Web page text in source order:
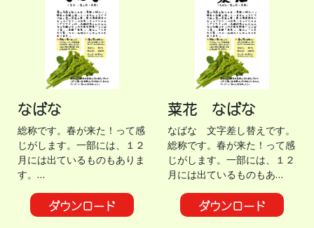
なばな
総称です。春が来た！って感
じがします。一部には、１２
月には出ているものもありま
す。…
ダウンロード
菜花 なばな
なばな 文字差し替えです。
総称です。春が来た！って感
じがします。一部には、１２
月には出ているものもあ…
ダウンロード